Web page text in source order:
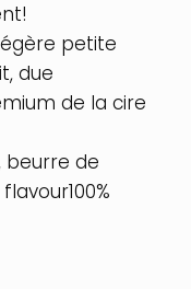
petite
due
de la cire
beurre de